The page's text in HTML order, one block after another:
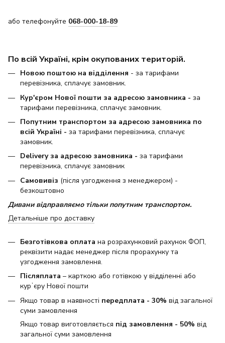
або телефонуйте 068-000-18-89
По всій Україні, крім окупованих територій.
Новою поштою на відділення - за тарифами
перевізника, сплачує замовник.
Кур'єром Нової пошти за адресою замовника - за
тарифами перевізника, сплачує замовник.
Попутним транспортом за адресою замовника по
всій Україні - за тарифами перевізника, сплачує
замовник.
Delivery за адресою замовника - за тарифами
перевізника, сплачує замовник
Самовивіз (після узгодження з менеджером) -
безкоштовно
Дивани відправляємо тільки попутним транспортом.
Детальніше про доставку
Безготівкова оплата на розрахунковий рахунок ФОП,
реквізити надає менеджер після прорахунку та
узгодження замовлення.
Післяплата – карткою або готівкою у відділенні або
курʼєру Нової пошти
Якщо товар в наявності передплата - 30% від загальної
суми замовлення
Якщо товар виготовляється під замовлення - 50% від
загальної суми замовлення